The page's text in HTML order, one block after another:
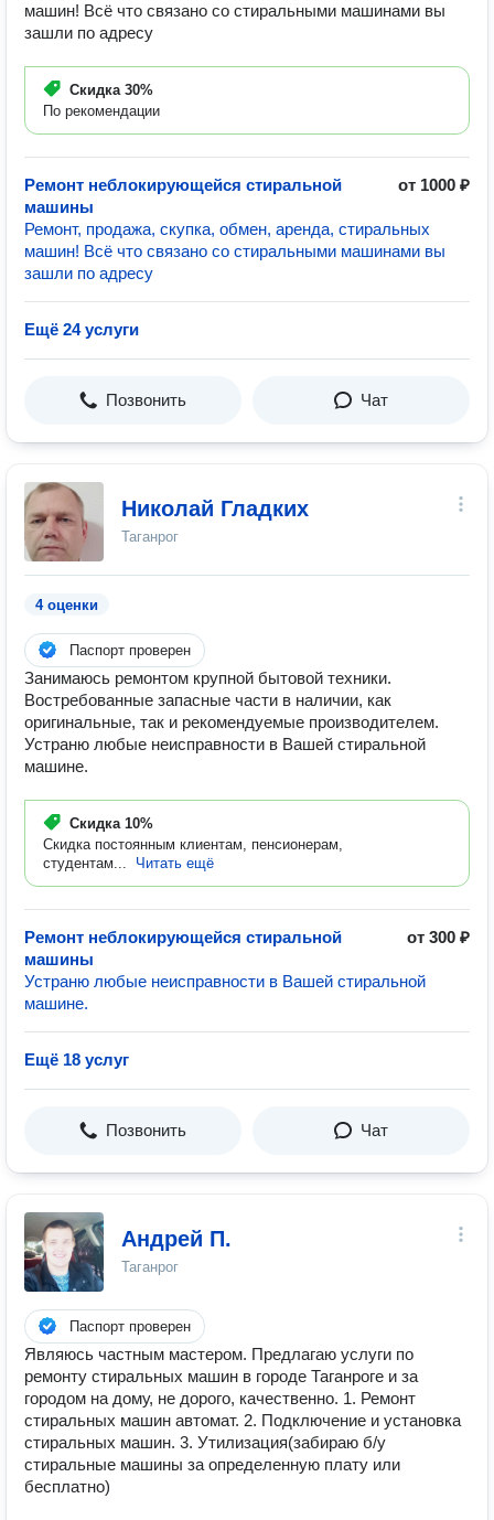
машин! Всё что связано со стиральными машинами вы
зашли по адpecу
Скидка 30%
По рекомендации
Ремонт неблокирующейся стиральной
машины
от 1000 ₽
Ремонт, продажа, скупка, обмен, аренда, стиральных
машин! Всё что связано со стиральными машинами вы
зашли по адpecу
Ещё 24 услуги
Позвонить Чат
Николай Гладких
Таганрог
4 оценки
Паспорт проверен
Занимаюсь ремонтом крупной бытовой техники.
Востребованные запасные части в наличии, как
оригинальные, так и рекомендуемые производителем.
Устраню любые неисправности в Вашей стиральной
машине.
Скидка 10%
Скидка постоянным клиентам, пенсионерам,
студентам...
Читать ещё
Ремонт неблокирующейся стиральной
машины
от 300 ₽
Устраню любые неисправности в Вашей стиральной
машине.
Ещё 18 услуг
Позвонить Чат
Андрей П.
Таганрог
Паспорт проверен
Являюсь частным мастером. Предлагаю услуги по
ремонту стиральных машин в городе Таганроге и за
городом на дому, не дорого, качественно. 1. Ремонт
стиральных машин автомат. 2. Подключение и установка
стиральных машин. 3. Утилизация(забираю б/у
стиральные машины за определенную плату или
бесплатно)